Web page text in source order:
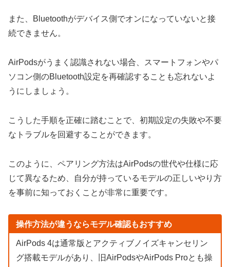
また、Bluetoothがデバイス側でオンになっていないと接
続できません。
AirPodsがうまく認識されない場合、スマートフォンやパ
ソコン側のBluetooth設定を再確認することも忘れないよ
うにしましょう。
こうした手順を正確に踏むことで、初期設定の失敗や不要
なトラブルを回避することができます。
このように、ペアリング方法はAirPodsの世代や仕様に応
じて異なるため、自分が持っているモデルの正しいやり方
を事前に知っておくことが非常に重要です。
操作方法が違うならモデル確認もおすすめ
AirPods 4は通常版とアクティブノイズキャンセリン
グ搭載モデルがあり、旧AirPodsやAirPods Proとも操